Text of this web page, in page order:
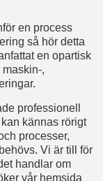
en process
så hör detta
en opartisk
,
professionell
kännas rörigt
processer,
Vi är till för
handlar om
vår hemsida